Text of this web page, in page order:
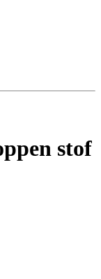
stof